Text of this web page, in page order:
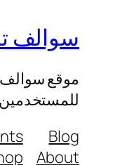
سوالف
موقع سوالف
Blog
About